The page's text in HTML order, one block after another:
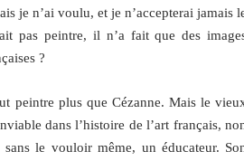
je n’ai voulu, et je n’accepterai jamais
pas peintre, il n’a fait que des
?
peintre plus que Cézanne. Mais le
dans l’histoire de l’art français,
le vouloir même, un éducateur.